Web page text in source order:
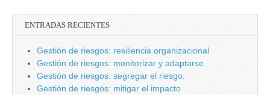
ENTRADAS RECIENTES
Gestión de riesgos: resiliencia organizacional
Gestión de riesgos: monitorizar y adaptarse
Gestión de riesgos: segregar el riesgo.
Gestión de riesgos: mitigar el impacto